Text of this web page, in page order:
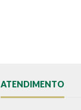
ATENDIMENTO